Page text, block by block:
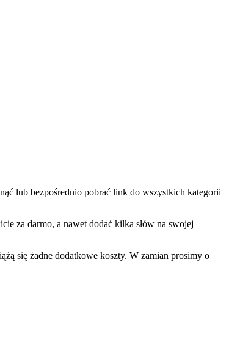
lub bezpośrednio pobrać link do wszystkich kategorii
za darmo, a nawet dodać kilka słów na swojej
się żadne dodatkowe koszty. W zamian prosimy o